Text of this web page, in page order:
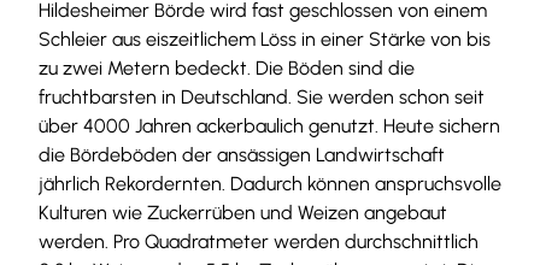
Hildesheimer Börde wird fast geschlossen von einem
Schleier aus eiszeitlichem Löss in einer Stärke von bis
zu zwei Metern bedeckt. Die Böden sind die
fruchtbarsten in Deutschland. Sie werden schon seit
über 4000 Jahren ackerbaulich genutzt. Heute sichern
die Bördeböden der ansässigen Landwirtschaft
jährlich Rekordernten. Dadurch können anspruchsvolle
Kulturen wie Zuckerrüben und Weizen angebaut
werden. Pro Quadratmeter werden durchschnittlich